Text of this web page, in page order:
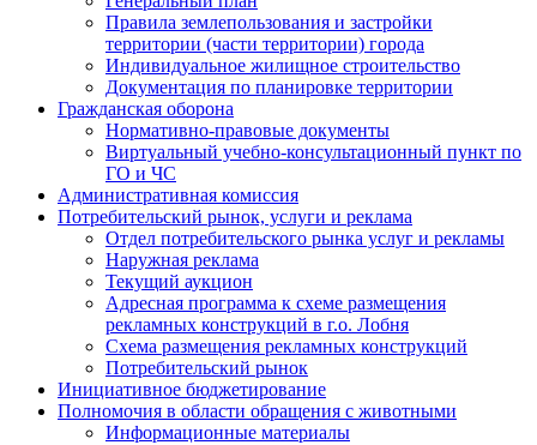
Правила землепользования и застройки
территории (части территории) города
Индивидуальное жилищное строительство
Документация по планировке территории
Гражданская оборона
Н​ормативно-правовые документы
Виртуальный учебно-консультационный пункт по
ГО и ЧС
Административная комиссия
Потребительский рынок, услуги и реклама
Отдел потребительского рынка услуг и рекламы
Наружная реклама
Текущий аукцион
Адресная программа к схеме размещения
рекламных конструкций в г.о. Лобня
Схема размещения рекламных конструкций
Потребительский рынок
Инициативное бюджетирование
Полномочия в области обращения с животными
Информационные материалы